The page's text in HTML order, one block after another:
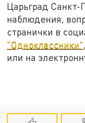
Царьград Санкт-
наблюдения,
странички в
"Одноклассники"
или на